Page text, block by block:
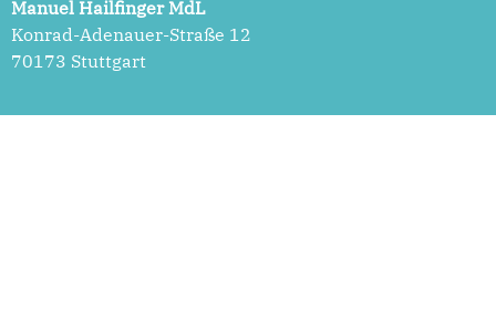
Manuel Hailfinger MdL
Konrad-Adenauer-Straße 12
70173 Stuttgart